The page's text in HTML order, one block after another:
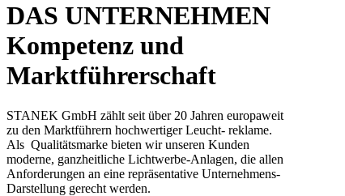
DAS UNTERNEHMEN
Kompetenz und
Marktführerschaft
STANEK GmbH zählt seit über 20 Jahren europaweit
zu den Marktführern hochwertiger Leucht- reklame.
Als Qualitätsmarke bieten wir unseren Kunden
moderne, ganzheitliche Lichtwerbe-Anlagen, die allen
Anforderungen an eine repräsentative Unternehmens-
Darstellung gerecht werden.